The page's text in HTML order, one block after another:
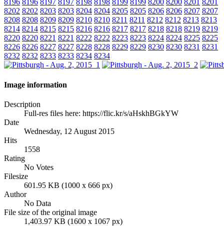
8196 8196 8197 8197 8198 8198 8199 8199 8200 8200 8201 8201
8202 8202 8203 8203 8204 8204 8205 8205 8206 8206 8207 8207
8208 8208 8209 8209 8210 8210 8211 8211 8212 8212 8213 8213
8214 8214 8215 8215 8216 8216 8217 8217 8218 8218 8219 8219
8220 8220 8221 8221 8222 8222 8223 8223 8224 8224 8225 8225
8226 8226 8227 8227 8228 8228 8229 8229 8230 8230 8231 8231
8232 8232 8233 8233 8234 8234
Image information
Description
Full-res files here: https://flic.kr/s/aHskhBGkYW
Date
Wednesday, 12 August 2015
Hits
1558
Rating
No Votes
Filesize
601.95 KB (1000 x 666 px)
Author
No Data
File size of the original image
1,403.97 KB (1600 x 1067 px)